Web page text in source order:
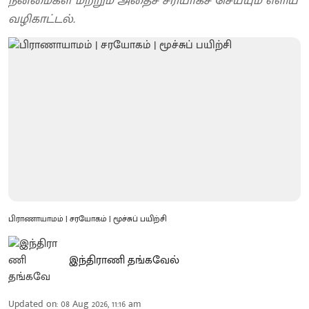
வழிகாட்டல்.
பிராணாயாமம் | சரயோகம் | மூச்சுப் பயிற்சி
இந்திராணி தங்கவேல்
Updated on:08 Aug 2026, 11:16 am